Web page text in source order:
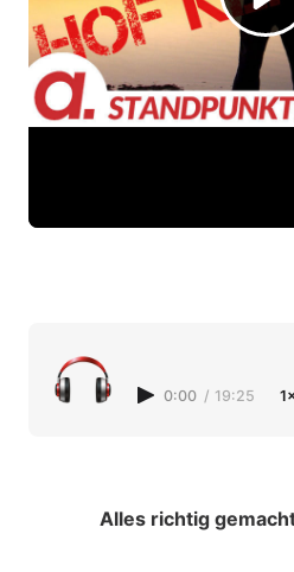
0:00 / 19:25 1×
Alles richtig